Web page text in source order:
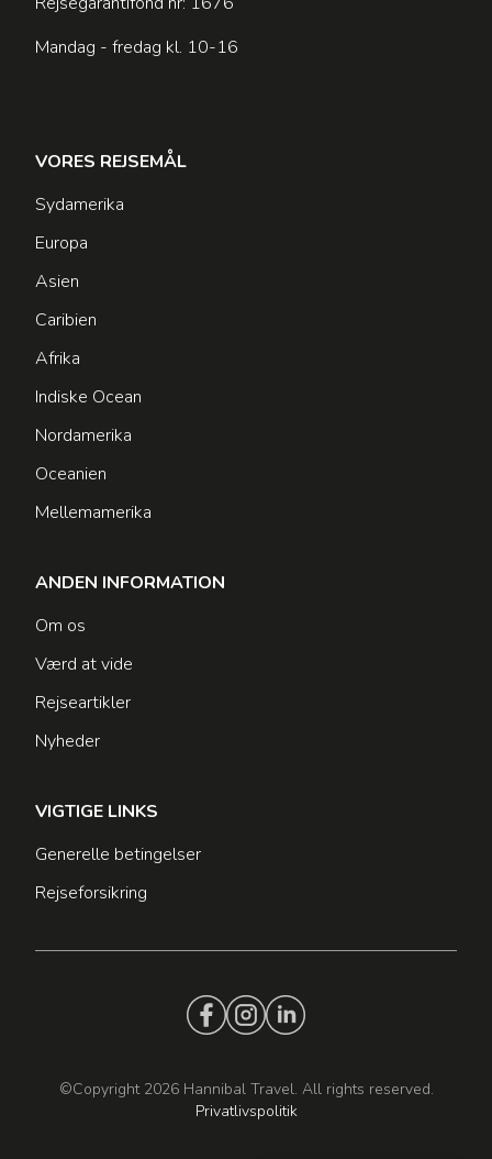
Mandag - fredag kl. 10-16
VORES REJSEMÅL
Sydamerika
Europa
Asien
Caribien
Afrika
Indiske Ocean
Nordamerika
Oceanien
Mellemamerika
ANDEN INFORMATION
Om os
Værd at vide
Rejseartikler
Nyheder
VIGTIGE LINKS
Generelle betingelser
Rejseforsikring
©Copyright 2026 Hannibal Travel. All rights reserved.
Privatlivspolitik